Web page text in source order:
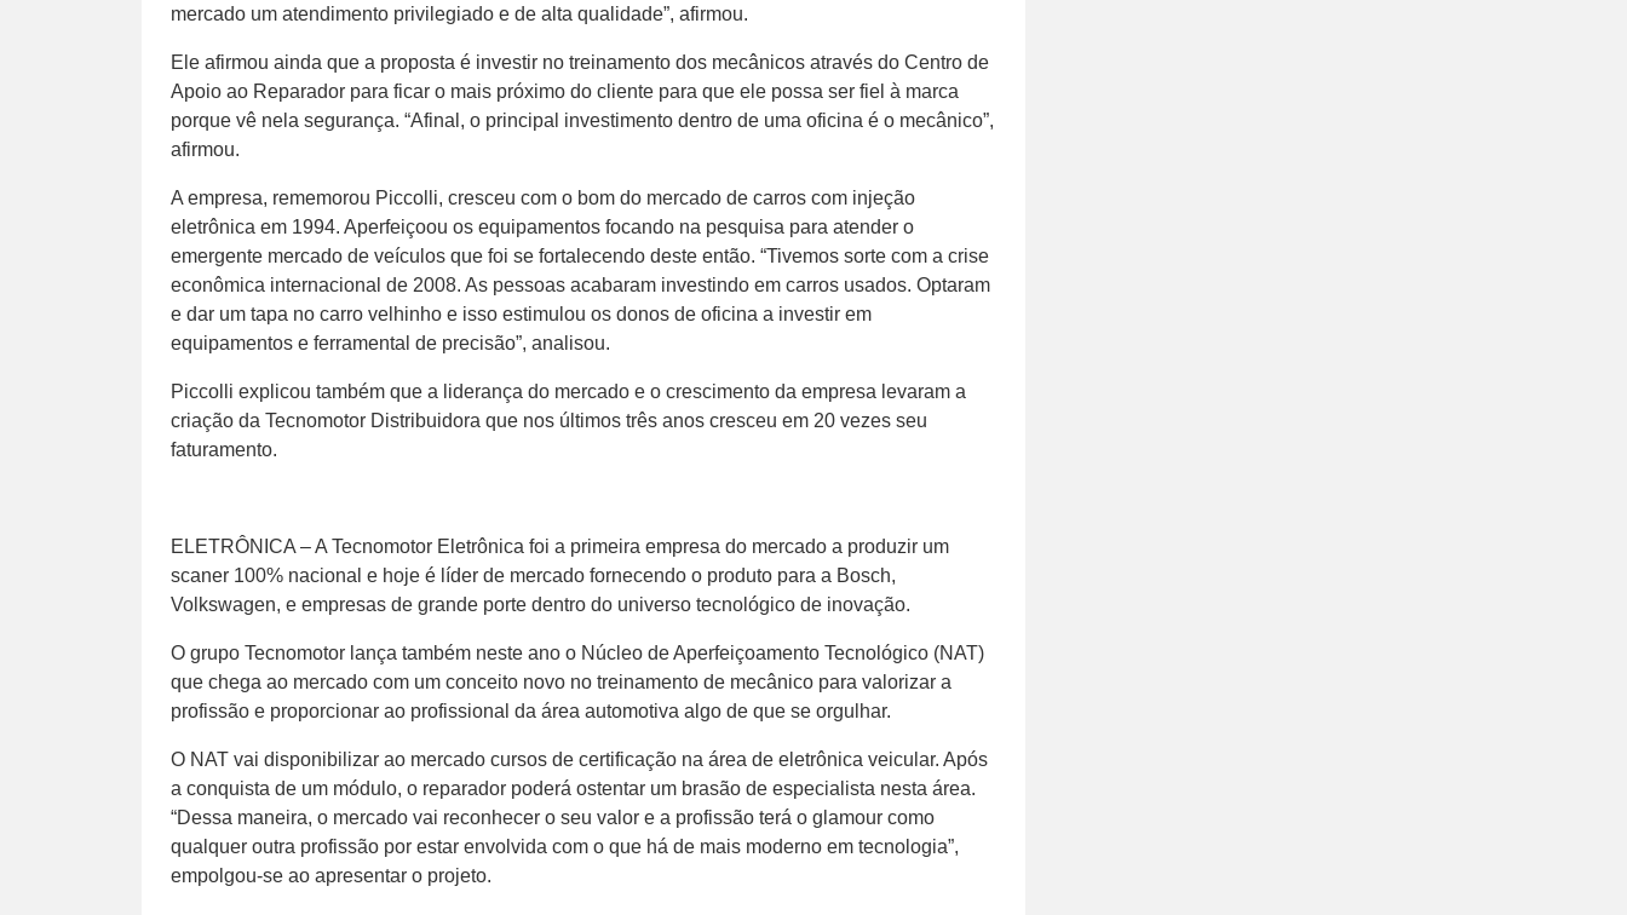
mercado um atendimento privilegiado e de alta qualidade”, afirmou.
Ele afirmou ainda que a proposta é investir no treinamento dos mecânicos através do Centro de
Apoio ao Reparador para ficar o mais próximo do cliente para que ele possa ser fiel à marca
porque vê nela segurança. “Afinal, o principal investimento dentro de uma oficina é o mecânico”,
afirmou.
A empresa, rememorou Piccolli, cresceu com o bom do mercado de carros com injeção
eletrônica em 1994. Aperfeiçoou os equipamentos focando na pesquisa para atender o
emergente mercado de veículos que foi se fortalecendo deste então. “Tivemos sorte com a crise
econômica internacional de 2008. As pessoas acabaram investindo em carros usados. Optaram
e dar um tapa no carro velhinho e isso estimulou os donos de oficina a investir em
equipamentos e ferramental de precisão”, analisou.
Piccolli explicou também que a liderança do mercado e o crescimento da empresa levaram a
criação da Tecnomotor Distribuidora que nos últimos três anos cresceu em 20 vezes seu
faturamento.
ELETRÔNICA – A Tecnomotor Eletrônica foi a primeira empresa do mercado a produzir um
scaner 100% nacional e hoje é líder de mercado fornecendo o produto para a Bosch,
Volkswagen, e empresas de grande porte dentro do universo tecnológico de inovação.
O grupo Tecnomotor lança também neste ano o Núcleo de Aperfeiçoamento Tecnológico (NAT)
que chega ao mercado com um conceito novo no treinamento de mecânico para valorizar a
profissão e proporcionar ao profissional da área automotiva algo de que se orgulhar.
O NAT vai disponibilizar ao mercado cursos de certificação na área de eletrônica veicular. Após
a conquista de um módulo, o reparador poderá ostentar um brasão de especialista nesta área.
“Dessa maneira, o mercado vai reconhecer o seu valor e a profissão terá o glamour como
qualquer outra profissão por estar envolvida com o que há de mais moderno em tecnologia”,
empolgou-se ao apresentar o projeto.